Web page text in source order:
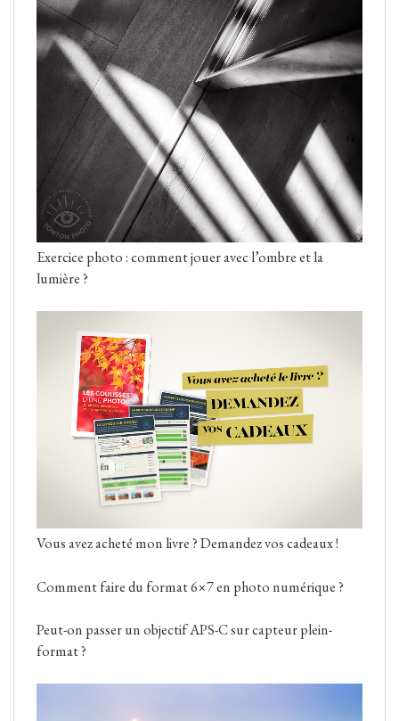
Exercice photo : comment jouer avec l’ombre et la
lumière ?
Vous avez acheté mon livre ? Demandez vos cadeaux !
Comment faire du format 6×7 en photo numérique ?
Peut-on passer un objectif APS-C sur capteur plein-
format ?